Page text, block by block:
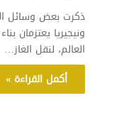
ذكرت بعض وسائل
ونيجيريا يعتزمان
العالم، لنقل الغاز…
أكمل القراءة »